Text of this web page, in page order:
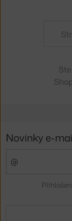
Novinky e-